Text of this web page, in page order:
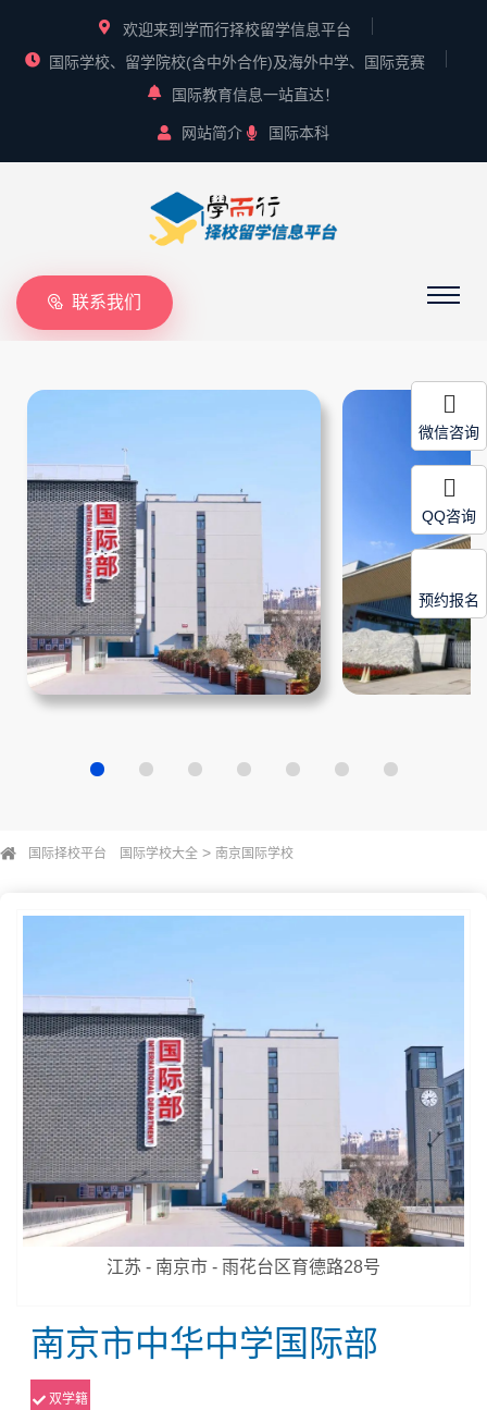
欢迎来到学而行择校留学信息平台
国际学校、留学院校(含中外合作)及海外中学、国际竞赛
国际教育信息一站直达！
网站简介 国际本科
联系我们
国际择校平台 国际学校大全 > 南京国际学校
江苏 - 南京市 - 雨花台区育德路28号
南京市中华中学国际部
双学籍
微信咨询
QQ咨询
预约报名